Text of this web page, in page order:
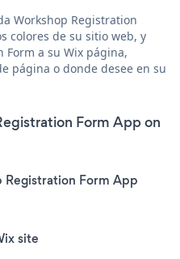
Workshop Registration
colores de su sitio web, y
Form a su Wix página,
página o donde desee en su
Form App on
Registration Form App
site